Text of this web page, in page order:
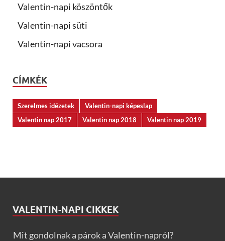
Valentin-napi köszöntők
Valentin-napi süti
Valentin-napi vacsora
CÍMKÉK
Szerelmes idézetek
Valentin-napi képeslap
Valentin nap 2017
Valentin nap 2018 Valentin nap 2019
VALENTIN-NAPI CIKKEK
Mit gondolnak a párok a Valentin-napról?